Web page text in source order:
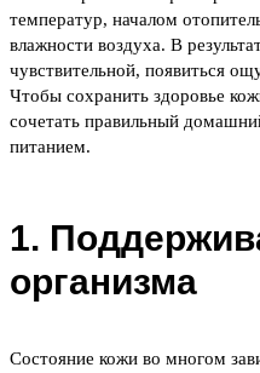
температур, началом
влажности воздуха. В
чувствительной, появиться
Чтобы сохранить здоровье
сочетать правильный
питанием.
1.
организма
Состояние кожи во многом